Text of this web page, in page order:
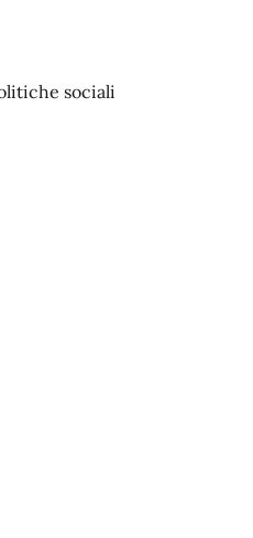
sociali